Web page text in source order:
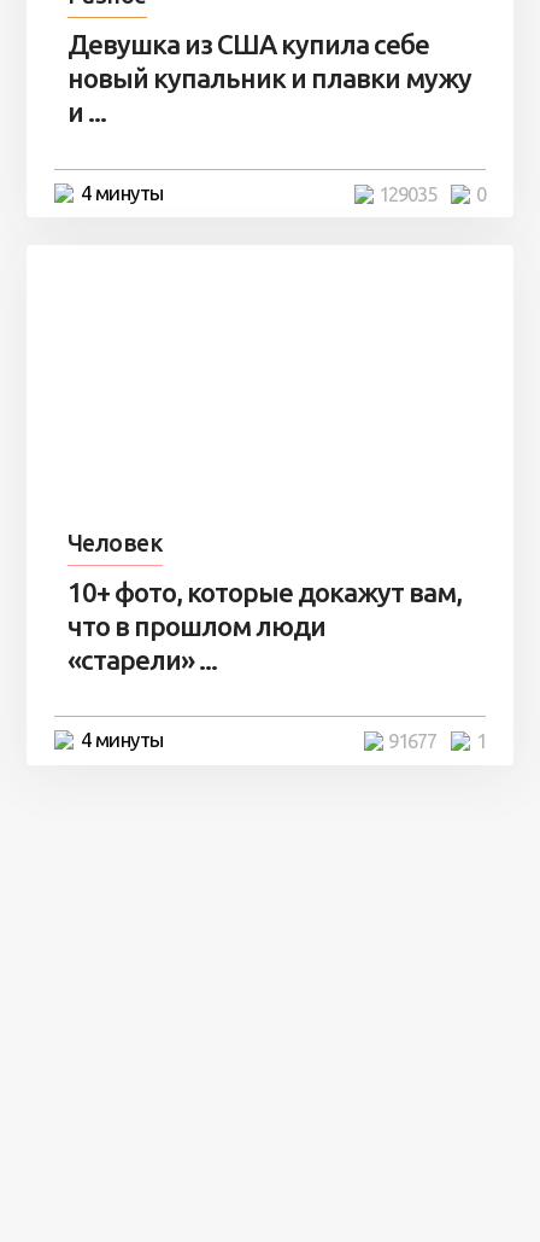
Девушка из США купила себе
новый купальник и плавки мужу
и ...
4 минуты 0
129035
Человек
10+ фото, которые докажут вам,
что в прошлом люди
«старели» ...
4 минуты 1
91677